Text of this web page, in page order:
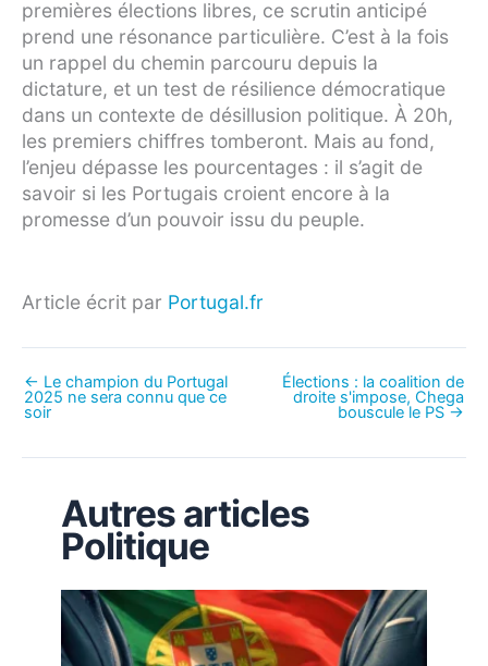
premières élections libres, ce scrutin anticipé
prend une résonance particulière. C’est à la fois
un rappel du chemin parcouru depuis la
dictature, et un test de résilience démocratique
dans un contexte de désillusion politique. À 20h,
les premiers chiffres tomberont. Mais au fond,
l’enjeu dépasse les pourcentages : il s’agit de
savoir si les Portugais croient encore à la
promesse d’un pouvoir issu du peuple.
Article écrit par Portugal.fr
← Le champion du Portugal
2025 ne sera connu que ce
soir
Élections : la coalition de
droite s'impose, Chega
bouscule le PS→
Autres articles
Politique